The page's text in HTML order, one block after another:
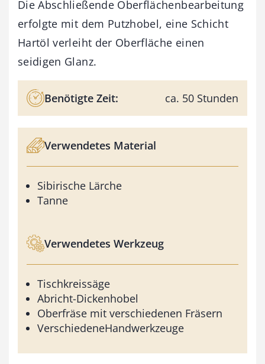
Die Abschließende Oberflächenbearbeitung
erfolgte mit dem Putzhobel, eine Schicht
Hartöl verleiht der Oberfläche einen
seidigen Glanz.
Benötigte Zeit: ca. 50 Stunden
Verwendetes Material
Sibirische Lärche
Tanne
Verwendetes Werkzeug
Tischkreissäge
Abricht-Dickenhobel
Oberfräse mit verschiedenen Fräsern
VerschiedeneHandwerkzeuge